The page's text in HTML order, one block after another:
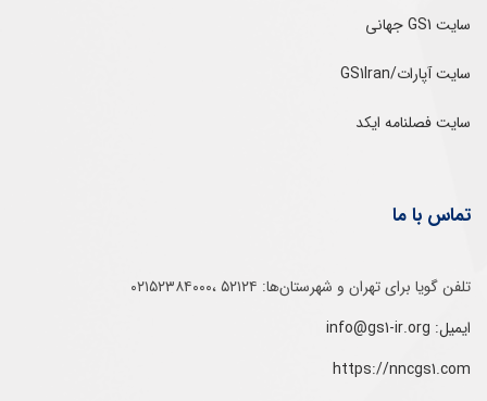
سایت GS1 جهانی
سایت آپارات/GS1Iran
سایت فصلنامه ایکد
تماس با ما
تلفن‌ گویا برای‌ تهران‌‌ و‌ شهرستان‌ها:‌ ۵۲۱۲۴ ،۰۲۱۵۲۳۸۴۰۰۰
ایمیل: info@gs1-ir.org
https://nncgs1.com